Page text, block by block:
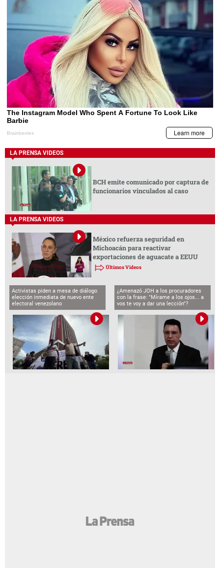
LA PRENSA VIDEOS
BCH emite comunicado por captura de
funcionarios vinculados al caso
LA PRENSA VIDEOS
México refuerza seguridad en
Michoacán para reactivar
exportaciones de aguacate a EEUU
Últimos Videos
Activistas piden a mesa de diálogo
elección inmediata de nuevo ente
electoral venezolano
¿Amenazó JOH a los procuradores
con la frase: "Mírame a los ojos... a
vos te voy a dar una lección"?